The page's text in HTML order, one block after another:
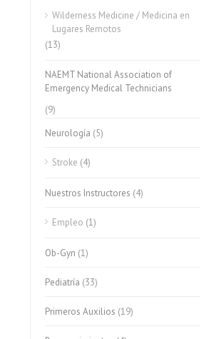
Wilderness Medicine / Medicina en
Lugares Remotos
(13)
NAEMT National Association of
Emergency Medical Technicians
(9)
Neurología (5)
Stroke (4)
Nuestros Instructores (4)
Empleo (1)
Ob-Gyn (1)
Pediatría (33)
Primeros Auxilios (19)